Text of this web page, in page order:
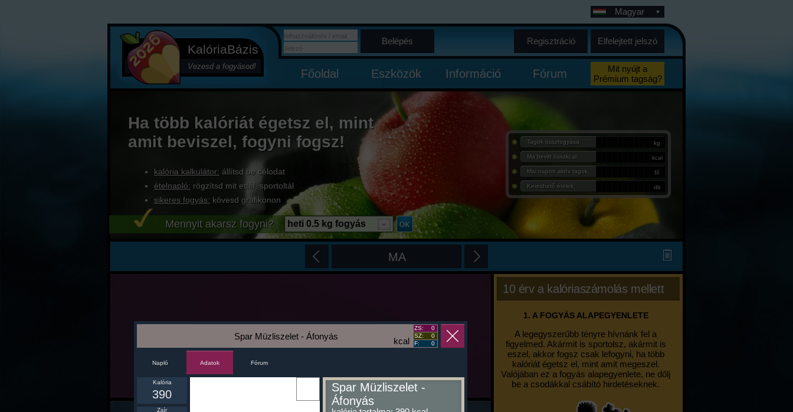
KalóriaBázis
Vezesd a fogyásod!
Magyar
Belépés Regisztráció Elfelejtett jelszó
Főoldal Eszközök Információ Fórum
Mit nyújt a
Prémium tagság?
Ha több kalóriát égetsz el, mint
amit beviszel, fogyni fogsz!
kalória kalkulátor: állítsd be célodat
ételnapló: rögzítsd mit ettél, sportoltál
sikeres fogyás: kövesd grafikonon
Tagok összfogyása: kg
Ma bevitt összkcal: kcal
Mai napon aktív tagok: fő
Kereshető ételek: db
Mennyit akarsz fogyni? heti 0.5 kg fogyás
MA
10 érv a kalóriaszámolás mellett
1. A FOGYÁS ALAPEGYENLETE
A legegyszerűbb tényre hívnánk fel a
figyelmed. Akármit is sportolsz, akármit is
eszel, akkor fogsz csak lefogyni, ha több
kalóriát égetsz el, mint amit megeszel.
Valójában ez a fogyás alapegyenlete, ne dőlj
be a csodákkal csábító hirdetéseknek.
kcal
Spar Müzliszelet - Áfonyás
ZS:
0
SZ:
0
F:
0
Napló Adatok Fórum
Kalória
390
Zsír
Spar Müzliszelet -
Áfonyás